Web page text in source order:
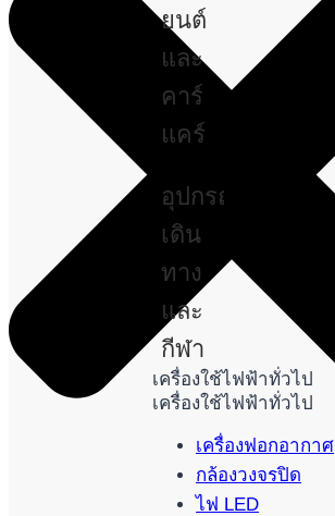
ยนต์
และ
คาร์
แคร์
อุปกรณ์
เดิน
ทาง
และ
กีฬา
เครื่องใช้ไฟฟ้าทั่วไป
เครื่องใช้ไฟฟ้าทั่วไป
เครื่องฟอกอากาศ
กล้องวงจรปิด
ไฟ LED